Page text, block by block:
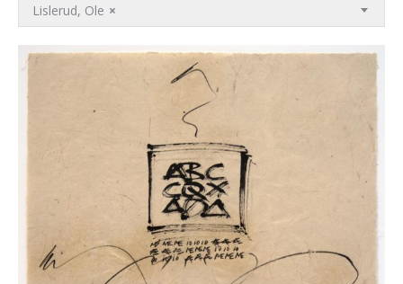
×
Lislerud, Ole